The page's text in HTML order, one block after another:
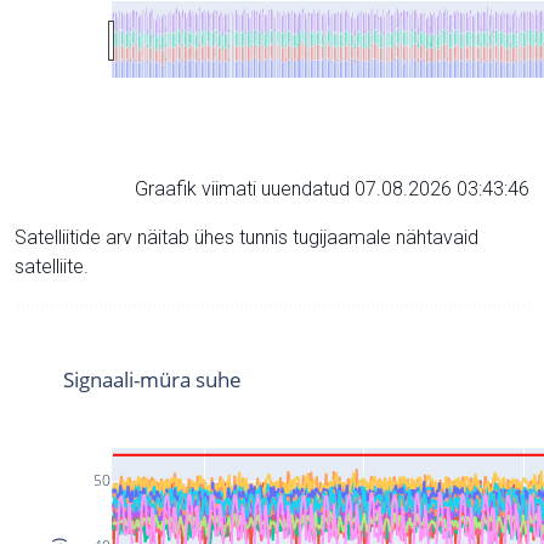
Graafik viimati uuendatud 07.08.2026 03:43:46
Satelliitide arv näitab ühes tunnis tugijaamale nähtavaid
satelliite.
50
Signaali-müra suhe